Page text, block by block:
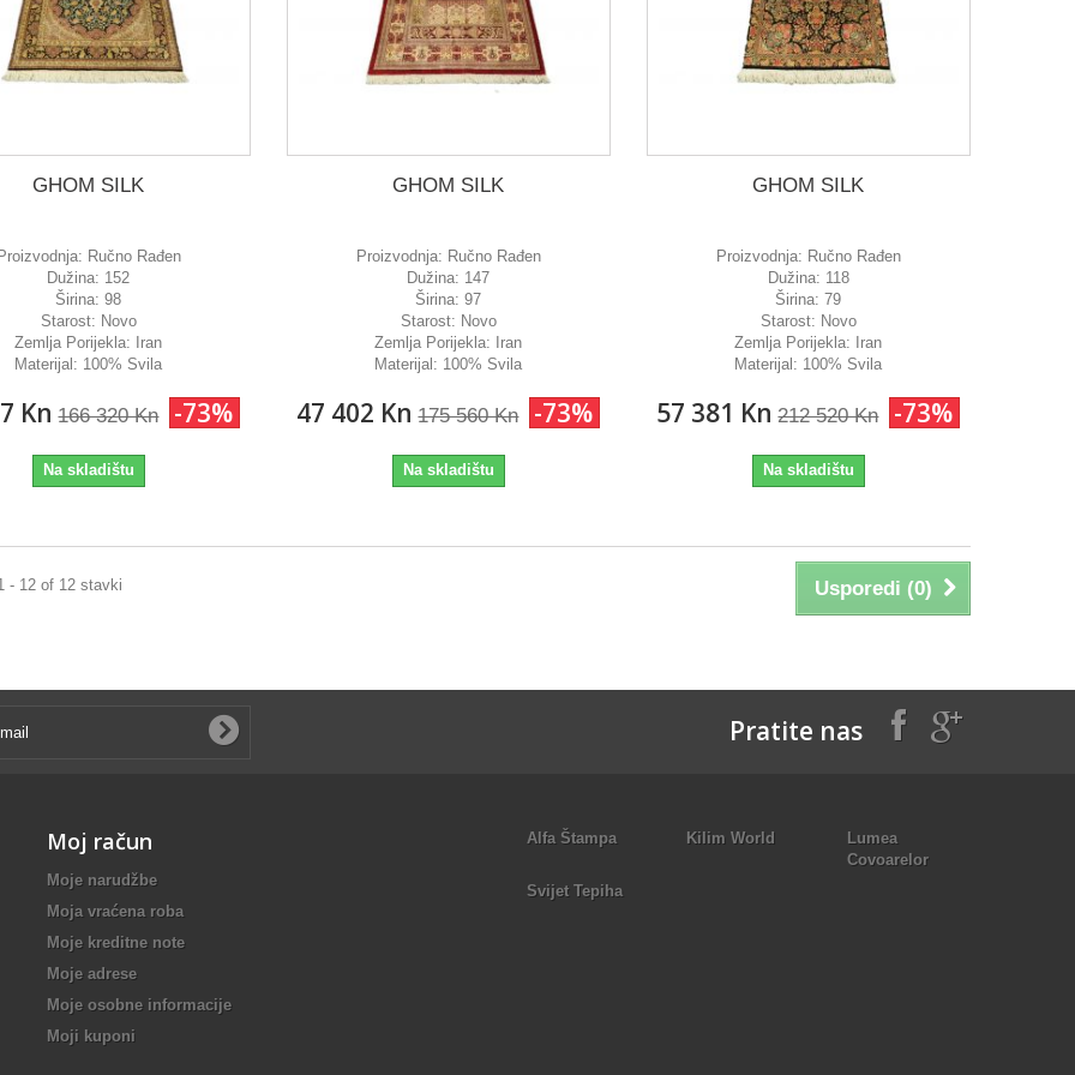
GHOM SILK
Ručno Rađen
Dužina: 152
Širina:98
Starost: Novo
Zemlja Porijekla: Iran
Materijal: 100% Svila
Kn 166 320 Kn -73%
Na skladištu
GHOM SILK
Proizvodnja: Ručno Rađen
Dužina: 147
Širina:97
Starost: Novo
Zemlja Porijekla: Iran
Materijal: 100% Svila
47 402 Kn 175 560 Kn -73%
Na skladištu
GHOM SILK
Proizvodnja: Ručno Rađen
Dužina: 118
Širina:79
Starost: Novo
Zemlja Porijekla: Iran
Materijal: 100% Svila
57 381 Kn 212 520 Kn -73%
Na skladištu
Usporedi (0)
- 12 of 12 stavki
Pratite nas
Moj račun
Moje narudžbe
Moja vraćena roba
Moje kreditne note
Moje adrese
Moje osobne informacije
Moji kuponi
Alfa Štampa Kilim World
Lumea
Covoarelor
Svijet Tepiha